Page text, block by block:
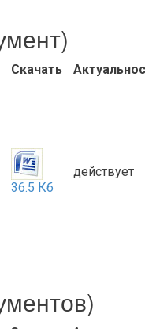
Скачать
36.5 Кб
действует